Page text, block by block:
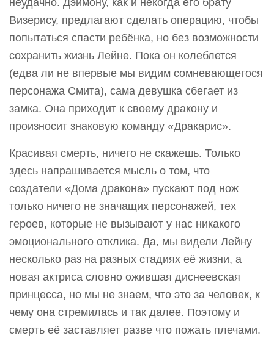
неудачно. Дэймону, как и некогда его брату
Визерису, предлагают сделать операцию, чтобы
попытаться спасти ребёнка, но без возможности
сохранить жизнь Лейне. Пока он колеблется
(едва ли не впервые мы видим сомневающегося
персонажа Смита), сама девушка сбегает из
замка. Она приходит к своему дракону и
произносит знаковую команду «Дракарис».
Красивая смерть, ничего не скажешь. Только
здесь напрашивается мысль о том, что
создатели «Дома дракона» пускают под нож
только ничего не значащих персонажей, тех
героев, которые не вызывают у нас никакого
эмоционального отклика. Да, мы видели Лейну
несколько раз на разных стадиях её жизни, а
новая актриса словно ожившая диснеевская
принцесса, но мы не знаем, что это за человек, к
чему она стремилась и так далее. Поэтому и
смерть её заставляет разве что пожать плечами.